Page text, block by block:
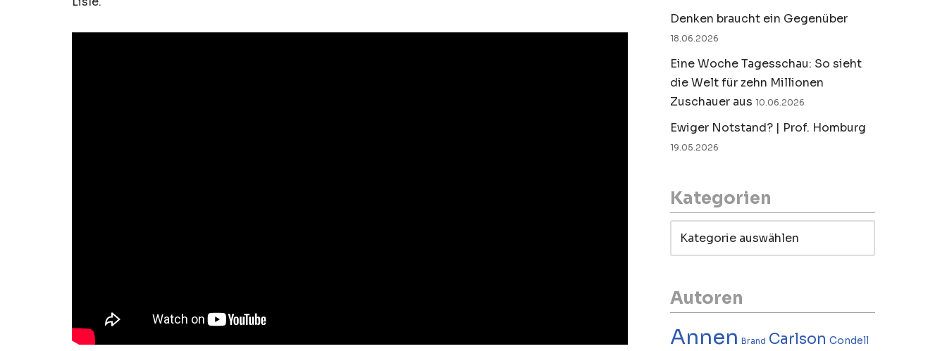
Denken braucht ein Gegenüber
18.06.2026
Eine Woche Tagesschau: So sieht
die Welt für zehn Millionen
Zuschauer aus 10.06.2026
Ewiger Notstand? | Prof. Homburg
19.05.2026
Kategorien
Autoren
Annen Brand Carlson Condell